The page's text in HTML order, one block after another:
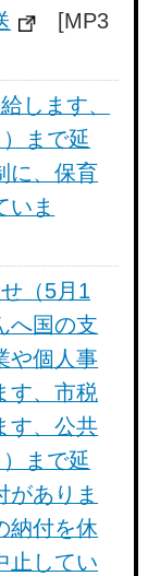
[MP3
します、
まで延
に、保育
いま
（5月1
へ国の支
や個人事
す、市税
す、公共
まで延
がありま
納付を休
止してい